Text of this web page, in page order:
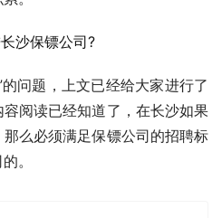
问题，上文已经给大家进行了
阅读已经知道了，在长沙如果
么必须满足保镖公司的招聘标
。